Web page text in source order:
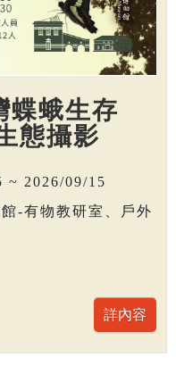
蝶蛾生存
態攝影
~ 2026/09/15
-有物教研室、戶外